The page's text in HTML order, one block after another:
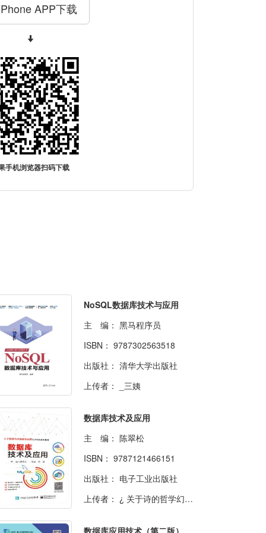
APP下载
手机浏览器扫码下载
NoSQL数据库技术与应用
主 编： 黑马程序员
ISBN： 9787302563518
出版社： 清华大学出版社
上传者：
_三姨
数据库技术及应用
主 编： 陈翠松
ISBN： 9787121466151
出版社： 电子工业出版社
上传者： ¿ 关于诗的哲学幻想Eva
数据库应用技术（第二版）